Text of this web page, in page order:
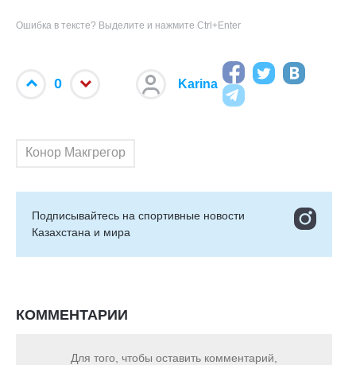
Ошибка в тексте? Выделите и нажмите Ctrl+Enter
0 Karina
Конор Макгрегор
Подписывайтесь на cпортивные новости
Казахстана и мира
КОММЕНТАРИИ
Для того, чтобы оставить комментарий,